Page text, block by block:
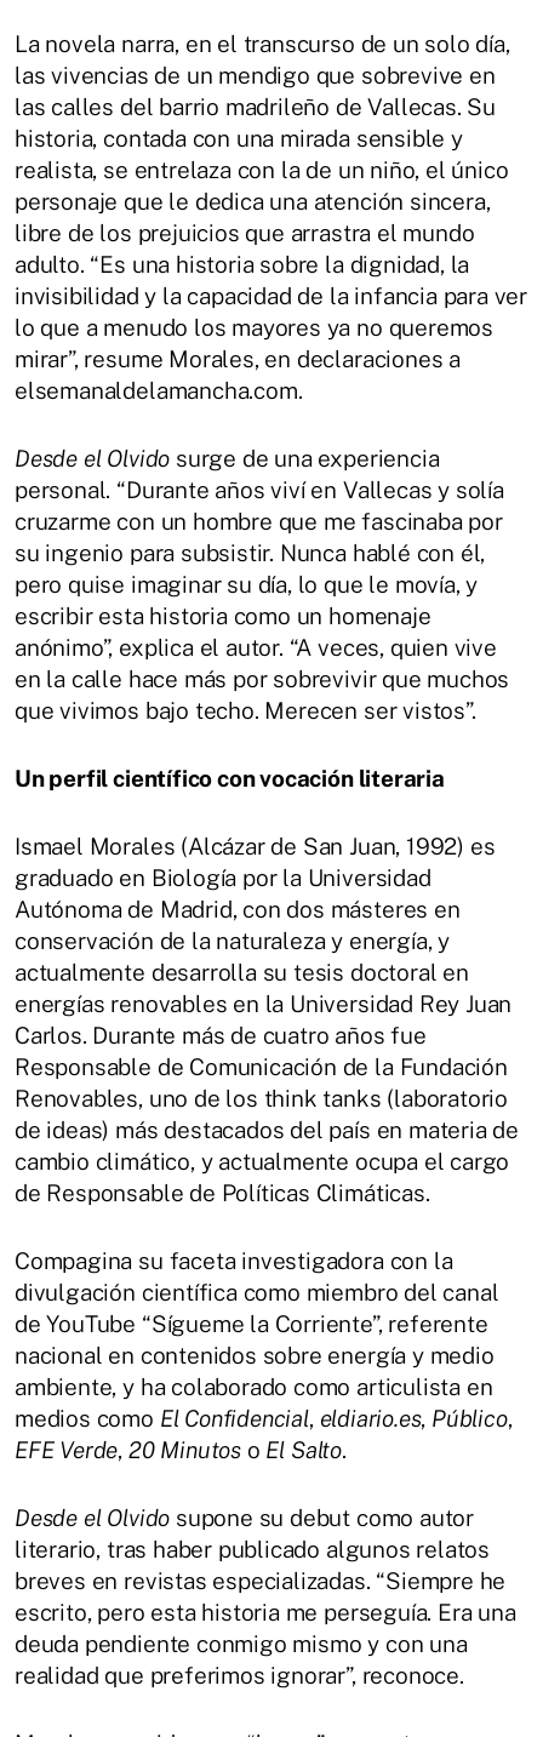
La novela narra, en el transcurso de un solo día,
las vivencias de un mendigo que sobrevive en
las calles del barrio madrileño de Vallecas. Su
historia, contada con una mirada sensible y
realista, se entrelaza con la de un niño, el único
personaje que le dedica una atención sincera,
libre de los prejuicios que arrastra el mundo
adulto. “Es una historia sobre la dignidad, la
invisibilidad y la capacidad de la infancia para ver
lo que a menudo los mayores ya no queremos
mirar”, resume Morales, en declaraciones a
elsemanaldelamancha.com.
Desde el Olvido surge de una experiencia
personal. “Durante años viví en Vallecas y solía
cruzarme con un hombre que me fascinaba por
su ingenio para subsistir. Nunca hablé con él,
pero quise imaginar su día, lo que le movía, y
escribir esta historia como un homenaje
anónimo”, explica el autor. “A veces, quien vive
en la calle hace más por sobrevivir que muchos
que vivimos bajo techo. Merecen ser vistos”.
Un perfil científico con vocación literaria
Ismael Morales (Alcázar de San Juan, 1992) es
graduado en Biología por la Universidad
Autónoma de Madrid, con dos másteres en
conservación de la naturaleza y energía, y
actualmente desarrolla su tesis doctoral en
energías renovables en la Universidad Rey Juan
Carlos. Durante más de cuatro años fue
Responsable de Comunicación de la Fundación
Renovables, uno de los think tanks (laboratorio
de ideas) más destacados del país en materia de
cambio climático, y actualmente ocupa el cargo
de Responsable de Políticas Climáticas.
Compagina su faceta investigadora con la
divulgación científica como miembro del canal
de YouTube “Sígueme la Corriente”, referente
nacional en contenidos sobre energía y medio
ambiente, y ha colaborado como articulista en
medios como El Confidencial, eldiario.es, Público,
EFE Verde, 20 Minutos o El Salto.
Desde el Olvido supone su debut como autor
literario, tras haber publicado algunos relatos
breves en revistas especializadas. “Siempre he
escrito, pero esta historia me perseguía. Era una
deuda pendiente conmigo mismo y con una
realidad que preferimos ignorar”, reconoce.